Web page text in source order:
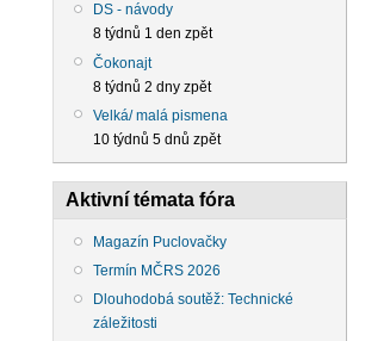
DS - návody
8 týdnů 1 den zpět
Čokonajt
8 týdnů 2 dny zpět
Velká/ malá pismena
10 týdnů 5 dnů zpět
Aktivní témata fóra
Magazín Puclovačky
Termín MČRS 2026
Dlouhodobá soutěž: Technické
záležitosti